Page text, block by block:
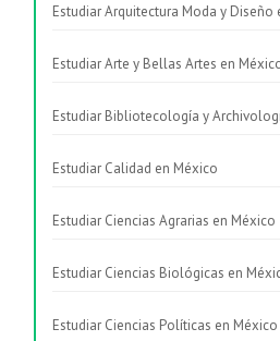
Estudiar Arquitectura Moda y Diseño
Estudiar Arte y Bellas Artes en
Estudiar Bibliotecología y
Estudiar Calidad en México
Estudiar Ciencias Agrarias en México
Estudiar Ciencias Biológicas en
Estudiar Ciencias Políticas en México